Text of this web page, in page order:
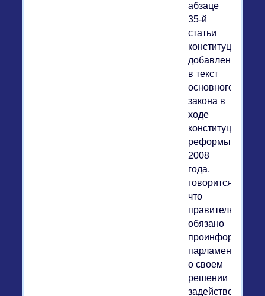
абзаце
35-й
статьи
конституции,
добавленном
в текст
основного
закона в
ходе
конституционной
реформы
2008
года,
говорится,
что
правительство
обязано
парламент
о своем
решении
задействовать